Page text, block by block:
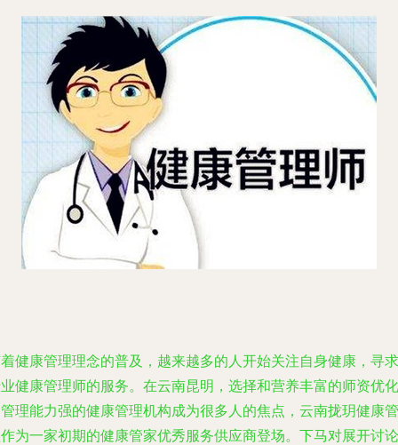
健康管理理念的普及，越来越多的人开始关注自身健康，寻求
健康管理师的服务。在云南昆明，选择和营养丰富的师资优化
理能力强的健康管理机构成为很多人的焦点，云南拢玥健康管
为一家初期的健康管家优秀服务供应商登场。下马对展开讨论